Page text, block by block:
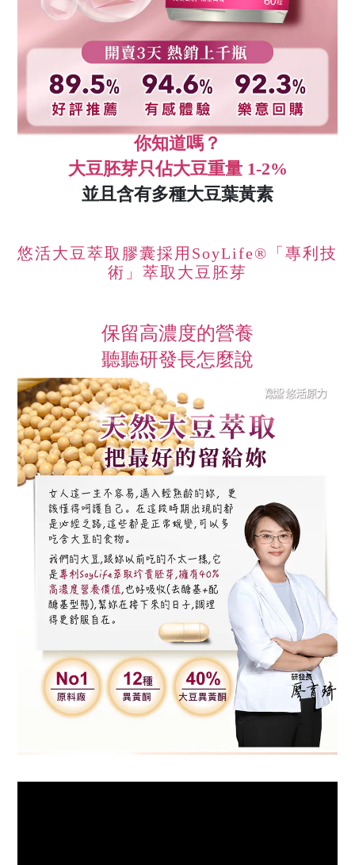
你知道嗎？
大豆胚芽只佔大豆重量 1-2%
並且含有多種大豆葉黃素
悠活大豆萃取膠囊採用SoyLife®「專利技
術」萃取大豆胚芽
保留高濃度的營養
聽聽研發長怎麼說